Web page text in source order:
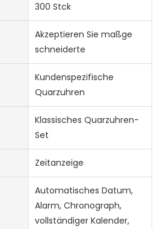
300 Stck
Akzeptieren Sie maßge
schneiderte
Kundenspezifische
Quarzuhren
Klassisches Quarzuhren-
Set
Zeitanzeige
Automatisches Datum,
Alarm, Chronograph,
vollständiger Kalender,